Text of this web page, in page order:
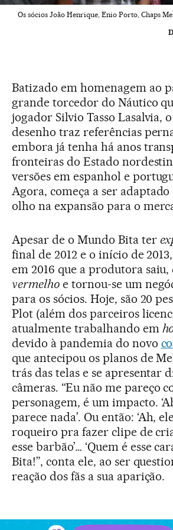
Os sócios João Henrique, Enio Porto, Chaps
Batizado em homenagem ao
grande torcedor do Náutico
jogador Silvio Tasso Lasalvia, o
desenho traz referências
embora já tenha há anos
fronteiras do Estado
versões em espanhol e
Agora, começa a ser
olho na expansão para o
Apesar de o Mundo Bita ter
final de 2012 e o início de
em 2016 que a produtora saiu,
vermelhoe tornou-se um
para os sócios. Hoje, são 20
Plot (além dos parceiros
atualmente trabalhando em
devido à pandemia do novo
que antecipou os planos de
trás das telas e se apresentar
câmeras. “Eu não me pareço
personagem, é um impacto.
parece nada’. Ou então: ‘Ah,
roqueiro pra fazer clipe de
esse barbão’… ‘Quem é esse
Bita!”, conta ele, ao ser
reação dos fãs a sua aparição.